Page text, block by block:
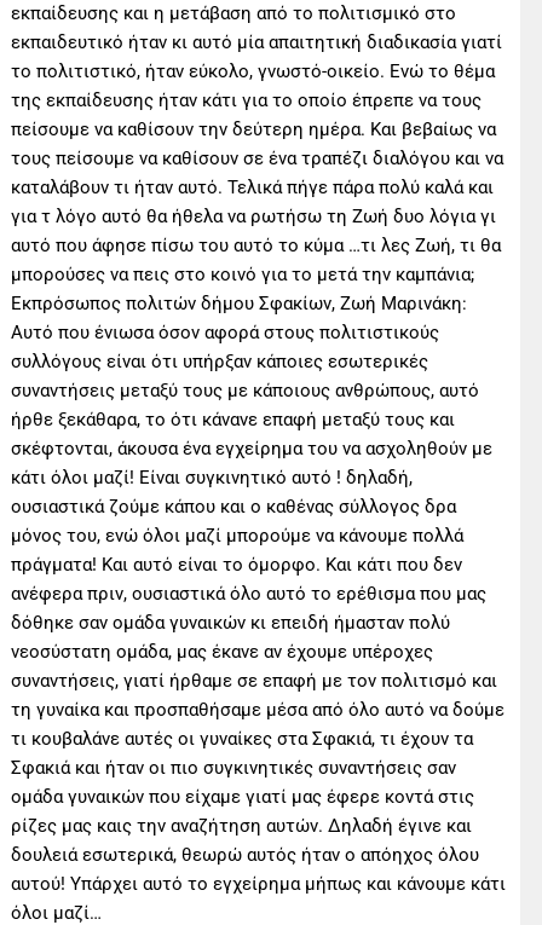
εκπαίδευσης και η μετάβαση από το πολιτισμικό στο
εκπαιδευτικό ήταν κι αυτό μία απαιτητική διαδικασία γιατί
το πολιτιστικό, ήταν εύκολο, γνωστό-οικείο. Ενώ το θέμα
της εκπαίδευσης ήταν κάτι για το οποίο έπρεπε να τους
πείσουμε να καθίσουν την δεύτερη ημέρα. Και βεβαίως να
τους πείσουμε να καθίσουν σε ένα τραπέζι διαλόγου και να
καταλάβουν τι ήταν αυτό. Τελικά πήγε πάρα πολύ καλά και
για τ λόγο αυτό θα ήθελα να ρωτήσω τη Ζωή δυο λόγια γι
αυτό που άφησε πίσω του αυτό το κύμα …τι λες Ζωή, τι θα
μπορούσες να πεις στο κοινό για το μετά την καμπάνια;
Εκπρόσωπος πολιτών δήμου Σφακίων, Ζωή Μαρινάκη:
Αυτό που ένιωσα όσον αφορά στους πολιτιστικούς
συλλόγους είναι ότι υπήρξαν κάποιες εσωτερικές
συναντήσεις μεταξύ τους με κάποιους ανθρώπους, αυτό
ήρθε ξεκάθαρα, το ότι κάνανε επαφή μεταξύ τους και
σκέφτονται, άκουσα ένα εγχείρημα του να ασχοληθούν με
κάτι όλοι μαζί! Είναι συγκινητικό αυτό ! δηλαδή,
ουσιαστικά ζούμε κάπου και ο καθένας σύλλογος δρα
μόνος του, ενώ όλοι μαζί μπορούμε να κάνουμε πολλά
πράγματα! Και αυτό είναι το όμορφο. Και κάτι που δεν
ανέφερα πριν, ουσιαστικά όλο αυτό το ερέθισμα που μας
δόθηκε σαν ομάδα γυναικών κι επειδή ήμασταν πολύ
νεοσύστατη ομάδα, μας έκανε αν έχουμε υπέροχες
συναντήσεις, γιατί ήρθαμε σε επαφή με τον πολιτισμό και
τη γυναίκα και προσπαθήσαμε μέσα από όλο αυτό να δούμε
τι κουβαλάνε αυτές οι γυναίκες στα Σφακιά, τι έχουν τα
Σφακιά και ήταν οι πιο συγκινητικές συναντήσεις σαν
ομάδα γυναικών που είχαμε γιατί μας έφερε κοντά στις
ρίζες μας καις την αναζήτηση αυτών. Δηλαδή έγινε και
δουλειά εσωτερικά, θεωρώ αυτός ήταν ο απόηχος όλου
αυτού! Υπάρχει αυτό το εγχείρημα μήπως και κάνουμε κάτι
όλοι μαζί…